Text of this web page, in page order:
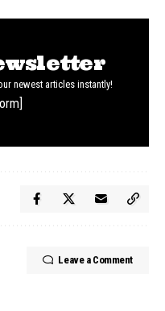
newest articles instantly!
Leave a Comment